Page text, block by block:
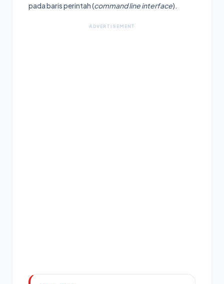
pada baris perintah (command line interface).
ADVERTISEMENT